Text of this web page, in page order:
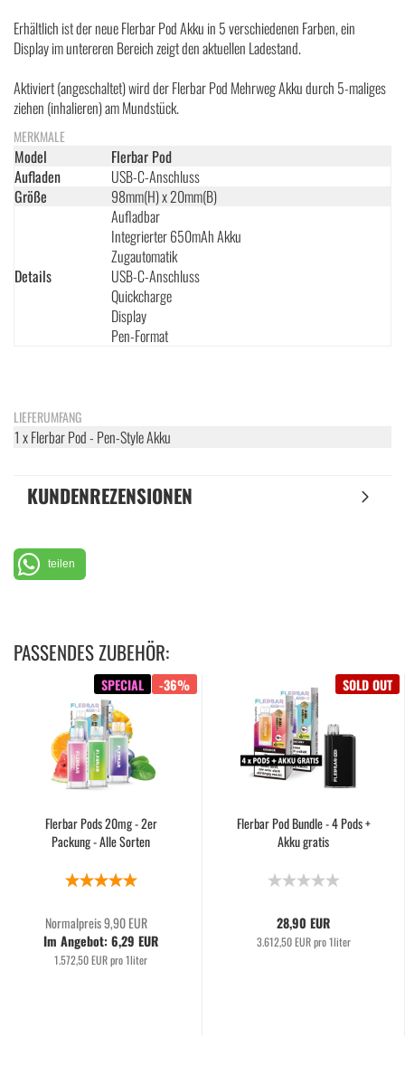
Erhältlich ist der neue Flerbar Pod Akku in 5 verschiedenen Farben, ein
Display im untereren Bereich zeigt den aktuellen Ladestand.
Aktiviert (angeschaltet) wird der Flerbar Pod Mehrweg Akku durch 5-maliges
ziehen (inhalieren) am Mundstück.
MERKMALE
Model
Flerbar Pod
Aufladen
USB-C-Anschluss
Größe
98mm(H) x 20mm(B)
Details
Aufladbar
Integrierter 650mAh Akku
Zugautomatik
USB-C-Anschluss
Quickcharge
Display
Pen-Format
LIEFERUMFANG
1 x Flerbar Pod - Pen-Style Akku
KUNDENREZENSIONEN
teilen
PASSENDES ZUBEHÖR:
SPECIAL -36%
Flerbar Pods 20mg - 2er
Packung - Alle Sorten
Normalpreis 9,90 EUR
Im Angebot: 6,29 EUR
1.572,50 EUR pro 1liter
SOLD OUT
Flerbar Pod Bundle - 4 Pods +
Akku gratis
28,90 EUR
3.612,50 EUR pro 1liter